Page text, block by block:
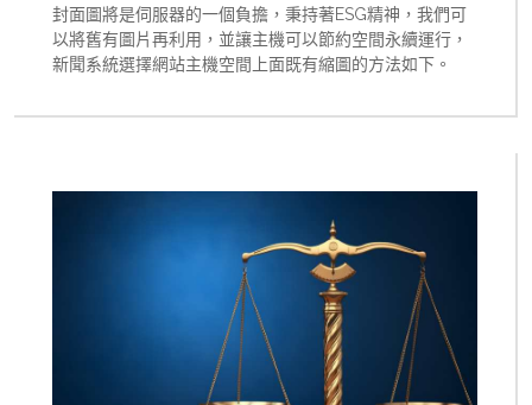
封面圖將是伺服器的一個負擔，秉持著ESG精神，我們可
以將舊有圖片再利用，並讓主機可以節約空間永續運行，
新聞系統選擇網站主機空間上面既有縮圖的方法如下。